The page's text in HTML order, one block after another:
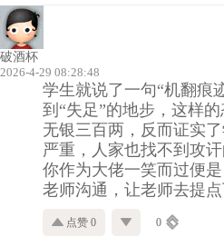
破酒杯
2026-4-29 08:28:48
学生就说了一句“机翻痕
到“失足”的地步，这样
无银三百两，反而证实
严重，人家也找不到攻
你作为大佬一笑而过便
老师沟通，让老师去提
点赞 0 0